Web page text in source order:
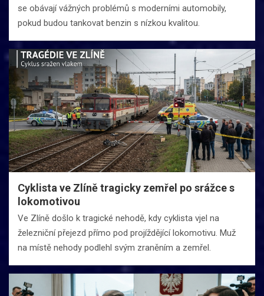
se obávají vážných problémů s moderními automobily,
pokud budou tankovat benzin s nízkou kvalitou.
Cyklista ve Zlíně tragicky zemřel po srážce s
lokomotivou
Ve Zlíně došlo k tragické nehodě, kdy cyklista vjel na
železniční přejezd přímo pod projíždějící lokomotivu. Muž
na místě nehody podlehl svým zraněním a zemřel.